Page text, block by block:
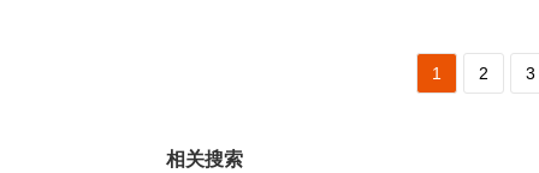
1 2 3
相关搜索